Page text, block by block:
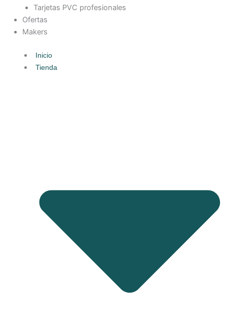
Tarjetas PVC profesionales
Ofertas
Makers
Inicio
Tienda